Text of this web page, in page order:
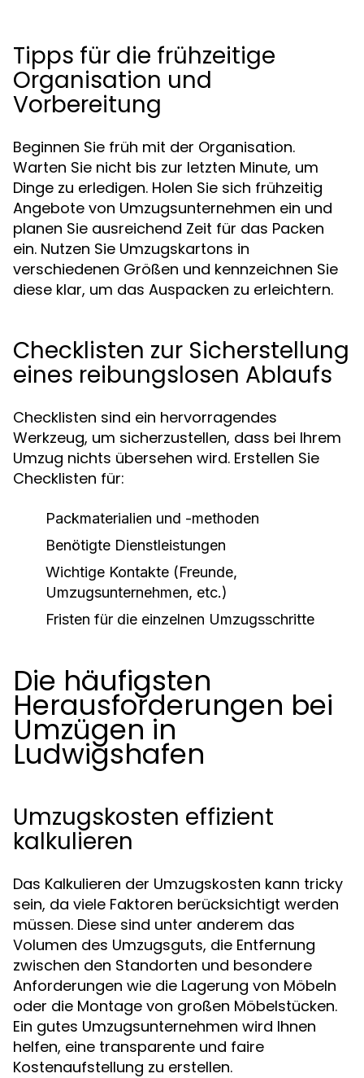
Tipps für die frühzeitige
Organisation und
Vorbereitung
Beginnen Sie früh mit der Organisation.
Warten Sie nicht bis zur letzten Minute, um
Dinge zu erledigen. Holen Sie sich frühzeitig
Angebote von Umzugsunternehmen ein und
planen Sie ausreichend Zeit für das Packen
ein. Nutzen Sie Umzugskartons in
verschiedenen Größen und kennzeichnen Sie
diese klar, um das Auspacken zu erleichtern.
Checklisten zur Sicherstellung
eines reibungslosen Ablaufs
Checklisten sind ein hervorragendes
Werkzeug, um sicherzustellen, dass bei Ihrem
Umzug nichts übersehen wird. Erstellen Sie
Checklisten für:
Packmaterialien und -methoden
Benötigte Dienstleistungen
Wichtige Kontakte (Freunde,
Umzugsunternehmen, etc.)
Fristen für die einzelnen Umzugsschritte
Die häufigsten
Herausforderungen bei
Umzügen in
Ludwigshafen
Umzugskosten effizient
kalkulieren
Das Kalkulieren der Umzugskosten kann tricky
sein, da viele Faktoren berücksichtigt werden
müssen. Diese sind unter anderem das
Volumen des Umzugsguts, die Entfernung
zwischen den Standorten und besondere
Anforderungen wie die Lagerung von Möbeln
oder die Montage von großen Möbelstücken.
Ein gutes Umzugsunternehmen wird Ihnen
helfen, eine transparente und faire
Kostenaufstellung zu erstellen.